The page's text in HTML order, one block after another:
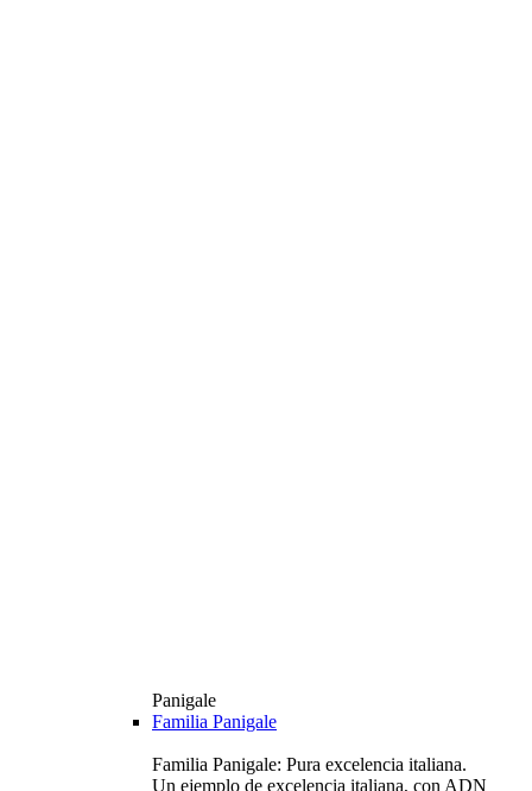
Panigale
Familia Panigale
Familia Panigale: Pura excelencia italiana.
Un ejemplo de excelencia italiana, con ADN